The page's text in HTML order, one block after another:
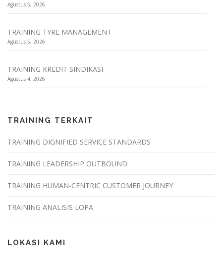
Agustus 5, 2026
TRAINING TYRE MANAGEMENT
Agustus 5, 2026
TRAINING KREDIT SINDIKASI
Agustus 4, 2026
TRAINING TERKAIT
TRAINING DIGNIFIED SERVICE STANDARDS
TRAINING LEADERSHIP OUTBOUND
TRAINING HUMAN-CENTRIC CUSTOMER JOURNEY
TRAINING ANALISIS LOPA
LOKASI KAMI